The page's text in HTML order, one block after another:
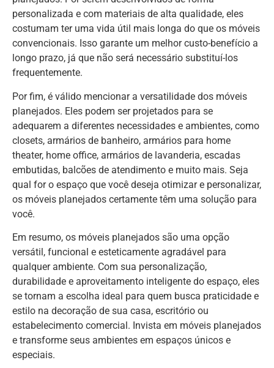
personalizada e com materiais de alta qualidade, eles
costumam ter uma vida útil mais longa do que os móveis
convencionais. Isso garante um melhor custo-benefício a
longo prazo, já que não será necessário substituí-los
frequentemente.
Por fim, é válido mencionar a versatilidade dos móveis
planejados. Eles podem ser projetados para se
adequarem a diferentes necessidades e ambientes, como
closets, armários de banheiro, armários para home
theater, home office, armários de lavanderia, escadas
embutidas, balcões de atendimento e muito mais. Seja
qual for o espaço que você deseja otimizar e personalizar,
os móveis planejados certamente têm uma solução para
você.
Em resumo, os móveis planejados são uma opção
versátil, funcional e esteticamente agradável para
qualquer ambiente. Com sua personalização,
durabilidade e aproveitamento inteligente do espaço, eles
se tornam a escolha ideal para quem busca praticidade e
estilo na decoração de sua casa, escritório ou
estabelecimento comercial. Invista em móveis planejados
e transforme seus ambientes em espaços únicos e
especiais.